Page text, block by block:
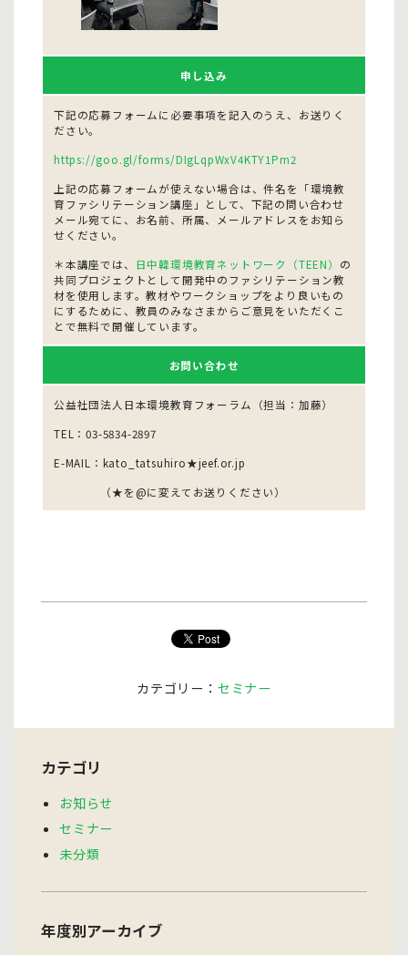
申し込み
下記の応募フォームに必要事項を記入のうえ、お送りく
ださい。
https://goo.gl/forms/DIgLqpWxV4KTY1Pm2
上記の応募フォームが使えない場合は、件名を「環境教
育ファシリテーション講座」として、下記の問い合わせ
メール宛てに、お名前、所属、メールアドレスをお知ら
せください。
＊本講座では、 日中韓環境教育ネットワーク（TEEN） の
共同プロジェクトとして開発中のファシリテーション教
材を使用します。教材やワークショップをより良いもの
にするために、教員のみなさまからご意見をいただくこ
とで無料で開催しています。
お問い合わせ
公益社団法人日本環境教育フォーラム（担当：加藤）
TEL：03-5834-2897
E-MAIL：kato_tatsuhiro★jeef.or.jp
（★を@に変えてお送りください）
カテゴリー： セミナー
カテゴリ
お知らせ
セミナー
未分類
年度別アーカイブ